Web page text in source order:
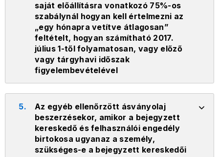
saját előállításra vonatkozó 75%-os
szabálynál hogyan kell értelmezni az
„egy hónapra vetítve átlagosan”
feltételt, hogyan számítható 2017.
július 1-től folyamatosan, vagy előző
vagy tárgyhavi időszak
figyelembevételével
5.
Az egyéb ellenőrzött ásványolaj
beszerzésekor, amikor a bejegyzett
kereskedő és felhasználói engedély
birtokosa ugyanaz a személy,
szükséges-e a bejegyzett kereskedői